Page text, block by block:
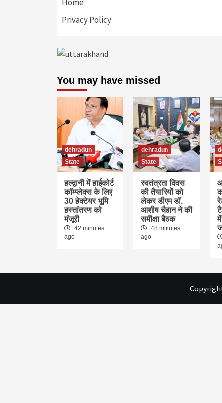
Home
Privacy Policy
You may have missed
dehradun
State
हल्द्वानी में हाईकोर्ट
कॉम्प्लेक्स के लिए
30 हेक्टेयर भूमि
हस्तांतरण को
मंजूरी
42 minutes
ago
dehradun
State
स्वतंत्रता दिवस
की तैयारियों को
लेकर डीएम डॉ.
आशीष चैहान ने की
समीक्षा बैठक
48 minutes
ago
में